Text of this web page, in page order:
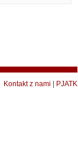
Kontakt z nami PJATK